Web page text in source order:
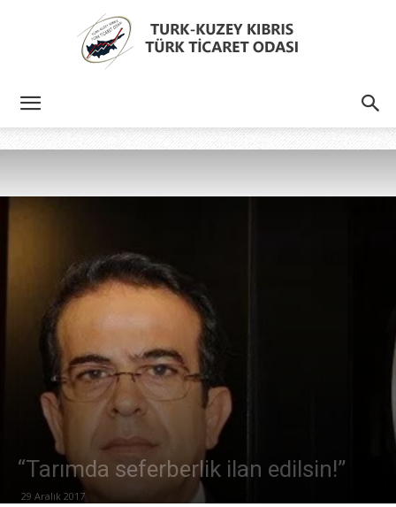
Kıbrıs
Ticaret
Odası
“Tarımda seferberlik ilan edilsin!”
29 Aralık 2017